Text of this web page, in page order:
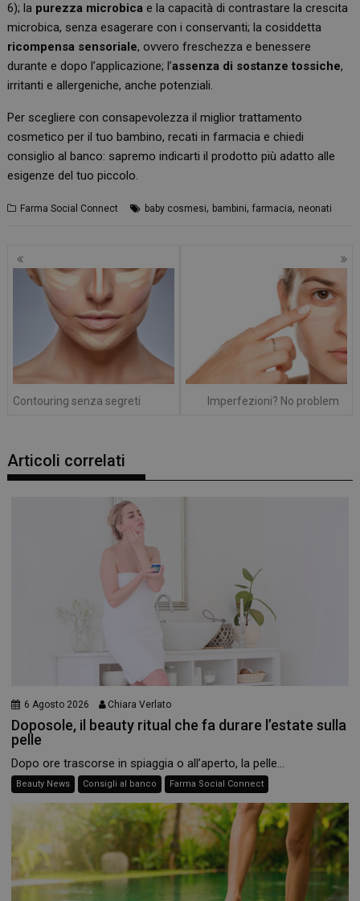
6); la purezza microbica e la capacità di contrastare la crescita
microbica, senza esagerare con i conservanti; la cosiddetta
ricompensa sensoriale, ovvero freschezza e benessere
durante e dopo l’applicazione; l’assenza di sostanze tossiche,
irritanti e allergeniche, anche potenziali.
Per scegliere con consapevolezza il miglior trattamento
cosmetico per il tuo bambino, recati in farmacia e chiedi
consiglio al banco: sapremo indicarti il prodotto più adatto alle
esigenze del tuo piccolo.
Farma Social Connect baby cosmesi, bambini,farmacia, neonati
Navigazione
articoli
Contouring senza segreti Imperfezioni? No problem
Articoli correlati
6 Agosto 2026 Chiara Verlato
Doposole, il beauty ritual che fa durare l’estate sulla
pelle
Dopo ore trascorse in spiaggia o all’aperto, la pelle...
Beauty News Consigli al banco Farma Social Connect